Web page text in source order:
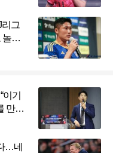
그
놀란
기
만들
…네